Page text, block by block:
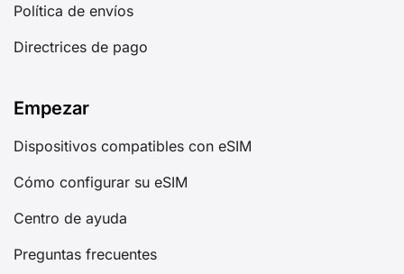
Política de envíos
Directrices de pago
Empezar
Dispositivos compatibles con eSIM
Cómo configurar su eSIM
Centro de ayuda
Preguntas frecuentes